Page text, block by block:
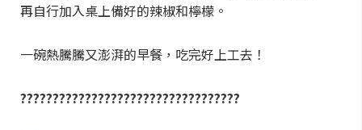
再自行加入桌上備好的辣椒和檸檬。
一碗熱騰騰又澎湃的早餐，吃完好上工去！
??????????????????????????????????